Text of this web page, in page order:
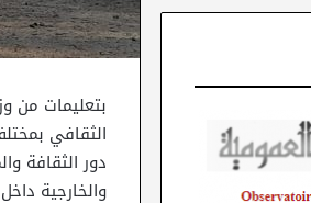
بتعليمات من
الثقافي
دور الثقافة